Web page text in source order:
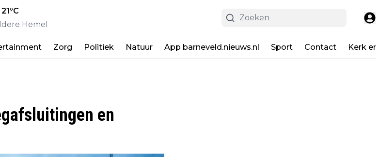
21°C
Hemel
Zorg Politiek Natuur App barneveld.nieuws.nl Sport Contact Kerk
en